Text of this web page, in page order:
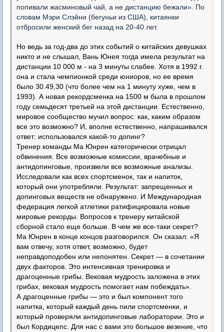
попивали жасминовый чай, а не дистанцию бежали». По
словам Мэри Слэйни (бегуньи из США), китаянки
отбросили женский бег назад на 20-40 лет.
Но ведь за год-два до этих событий о китайских девушках
никто и не слышал, Вань Юнея тогда имела результат на
дистанции 10 000 м - на 3 минуты слабее. Хотя в 1992 г.
она и стала чемпионкой среди юниоров, но ее время
было 30.49,30 (что более чем на 1 минуту хуже, чем в
1993). А новая рекордсменка на 1500 м была в прошлом
году семьдесят третьей на этой дистанции. Естественно,
мировое сообщество мучил вопрос: как, каким образом
все это возможно? И, вполне естественно, напрашивался
ответ: использовался какой-то допинг?
Тренер команды Ма Юнрен категорически отрицал
обвинения. Все возможные комиссии, врачебные и
антидопинговые, произвели все возможные анализы.
Исследовали как всех спортсменок, так и напиток,
который они употребляли. Результат: запрещенных и
допинговых веществ не обнаружено. И Международная
федерация легкой атлетики ратифицировала новые
мировые рекорды. Вопросов к тренеру китайской
сборной стало еще больше. В чем же все-таки секрет?
Ма Юнрен в конце концов разговорился. Он сказал: «Я
вам отвечу, хотя ответ, возможно, будет
неправдоподобен или непонятен. Секрет — в сочетании
двух факторов. Это интенсивная тренировка и
драгоценные грибы. Вековая мудрость заложена в этих
грибах, вековая мудрость помогает нам побеждать».
А драгоценные грибы — это и был компонент того
напитка, который каждый день пили спортсменки, и
который проверяли антидопинговые лаборатории. Это и
был Кордицепс. Для нас с вами это большое везение, что